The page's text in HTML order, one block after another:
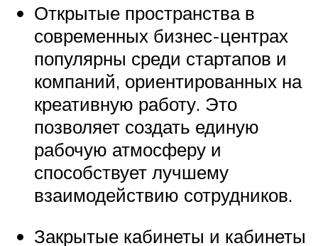
Открытые пространства в
современных бизнес-центрах
популярны среди стартапов и
компаний, ориентированных на
креативную работу. Это
позволяет создать единую
рабочую атмосферу и
способствует лучшему
взаимодействию сотрудников.
Закрытые кабинеты и кабинеты